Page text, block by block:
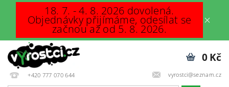
18. 7. - 4. 8. 2026 dovolená.
Objednávky přijímáme, odesílat se
začnou až od 5. 8. 2026.
+420 777 070 644 vyrostci@seznam.cz
0 Kč